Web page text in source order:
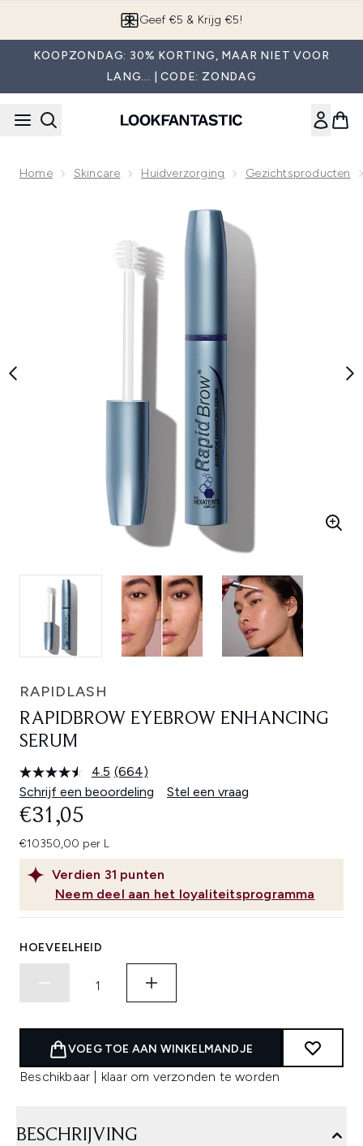
App downloaden
KOOPZONDAG: 30% KORTING, MAAR NIET VOOR
LANG... | CODE: ZONDAG
Home Skincare Huidverzorging Gezichtsproducten
RAPIDLASH
RAPIDBROW EYEBROW ENHANCING
SERUM
4.5 Lees
664
beoordelingen.
(664)
Schrijf een beoordeling
Stel een vraag
Verdien 31 punten
Neem deel aan het loyaliteitsprogramma
€31,05
€10350,00 per L
HOEVEELHEID
VOEG TOE AAN WINKELMANDJE
Beschikbaar | klaar om verzonden te worden
BESCHRIJVING